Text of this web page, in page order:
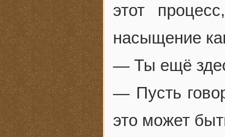
этот
насыщение
— Ты ещё
— Пусть
это может